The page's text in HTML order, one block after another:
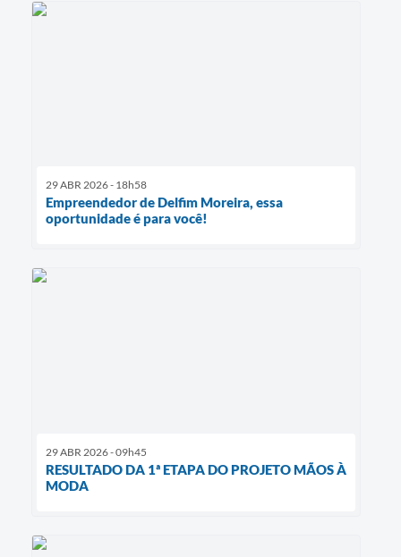
29 ABR 2026 - 18h58
Empreendedor de Delfim Moreira, essa
oportunidade é para você!
29 ABR 2026 - 09h45
RESULTADO DA 1ª ETAPA DO PROJETO MÃOS À
MODA